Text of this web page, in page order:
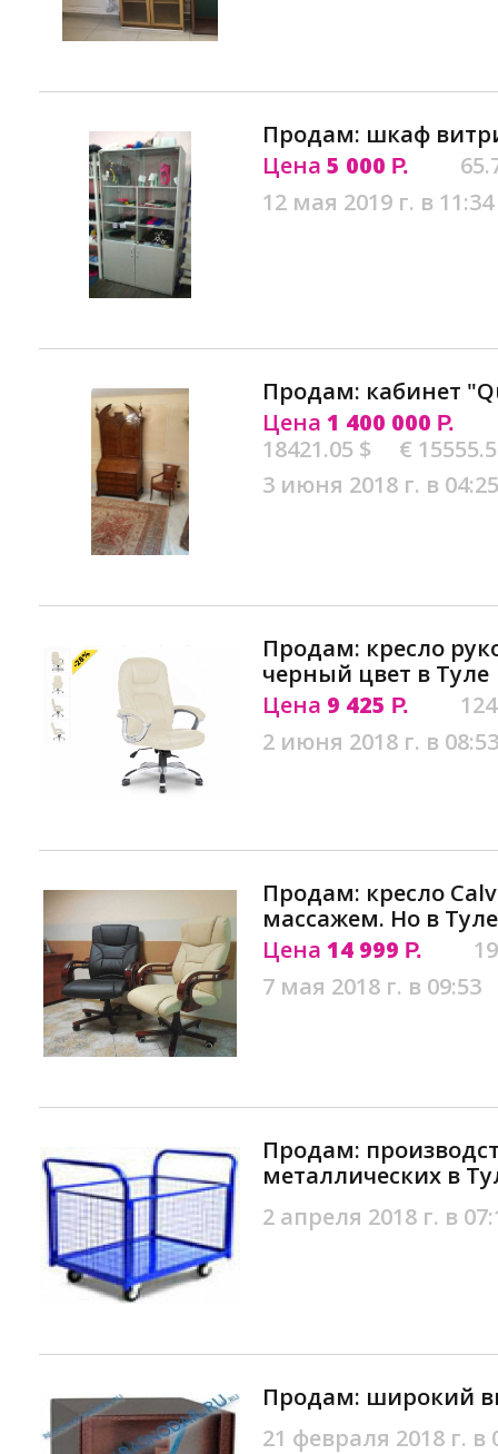
Продам: шкаф
Цена 5 000 Р.
12 мая 2019 г. в 11:34
Продам: кабинет
Цена 1 400 000 Р.
18421.05 $
€
3 июня 2018 г. в 04:25
Продам: кресло
черный цвет в Туле
Цена 9 425 Р.
2 июня 2018 г. в 08:53
Продам: кресло
массажем. Но в Туле
Цена 14 999 Р.
7 мая 2018 г. в 09:53
Продам:
металлических в
2 апреля 2018 г. в
Продам: широкий
21 февраля 2018 г. в